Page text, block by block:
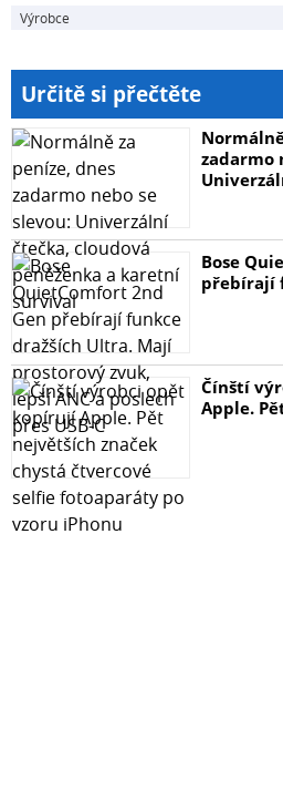
Výrobce
Určitě si přečtěte
zadarmo
Bose
přebírají
Čínští
Apple.